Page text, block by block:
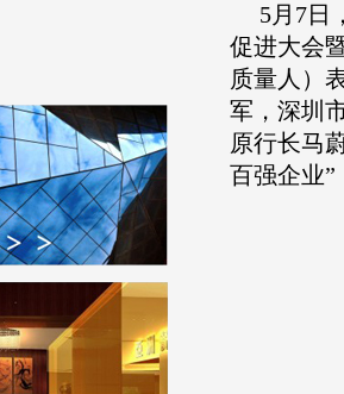
5月7日
促进大会
质量人）
军，深圳
原行长马
百强企业